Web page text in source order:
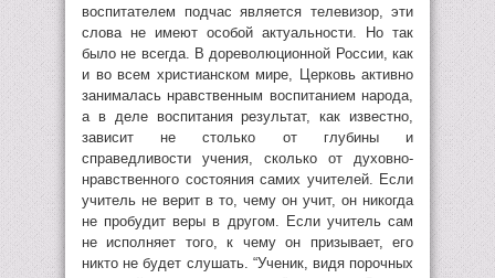
воспитателем подчас является телевизор, эти
слова не имеют особой актуальности. Но так
было не всегда. В дореволюционной России, как
и во всем христианском мире, Церковь активно
занималась нравственным воспитанием народа,
а в деле воспитания результат, как известно,
зависит не столько от глубины и
справедливости учения, сколько от духовно-
нравственного состояния самих учителей. Если
учитель не верит в то, чему он учит, он никогда
не пробудит веры в другом. Если учитель сам
не исполняет того, к чему он призывает, его
никто не будет слушать. “Ученик, видя порочных